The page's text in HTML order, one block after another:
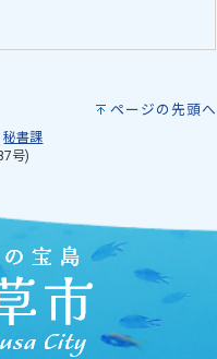
ページの先頭へ
秘書課
号)